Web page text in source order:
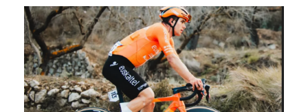
zure baimena Cookieen adierazpenean.
Webgune honek cookie propioak eta hirugarrenen cookie-
fitxategiak erabiltzen ditu. Zure esperientzia eta
zerbitzuak hobetzeko asmoz, cookie teknologiaz
baliatzen gara. Ohar hau onartuz gero, teknologia hori
erabiltzeko baimen esplizitua ematen diguzu.Gehiago